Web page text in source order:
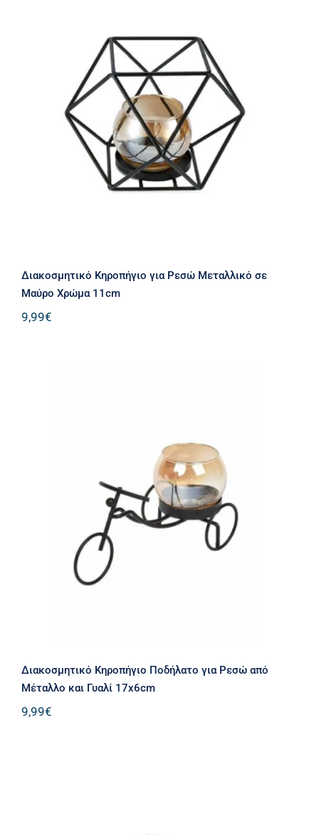
Διακοσμητικό Κηροπήγιο για Ρεσώ
Μεταλλικό σε Μαύρο Χρώμα 11cm
Διακοσμητικό Κηροπήγιο για Ρεσώ Μεταλλικό σε
Μαύρο Χρώμα 11cm
9,99€
Διακοσμητικό Κηροπήγιο Ποδήλατο
για Ρεσώ από Μέταλλο και Γυαλί
17x6cm
Διακοσμητικό Κηροπήγιο Ποδήλατο για Ρεσώ από
Μέταλλο και Γυαλί 17x6cm
9,99€